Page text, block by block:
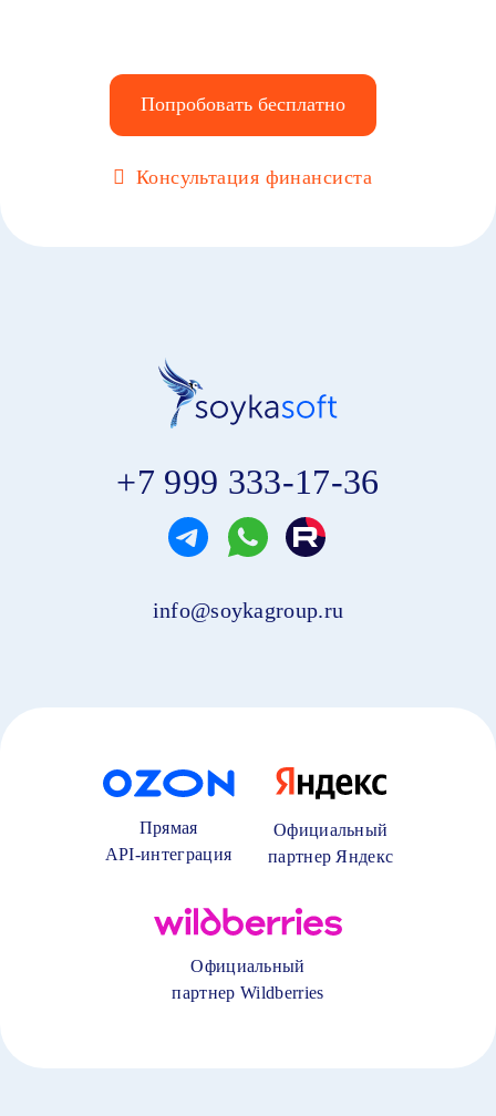
Попробовать бесплатно
Консультация финансиста
+7 999 333-17-36
info@soykagroup.ru
Прямая
API-интеграция
Официальный
партнер Яндекс
Официальный
партнер Wildberries